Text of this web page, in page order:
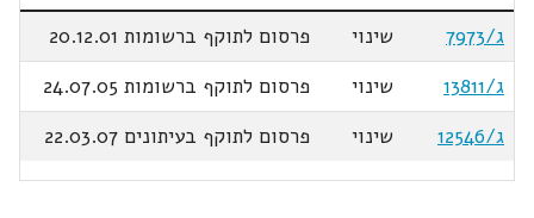
ג/7973
שינוי
פרסום לתוקף ברשומות 20.12.01
ג/13811
שינוי
פרסום לתוקף ברשומות 24.07.05
ג/12546
שינוי פרסום לתוקף בעיתונים 22.03.07